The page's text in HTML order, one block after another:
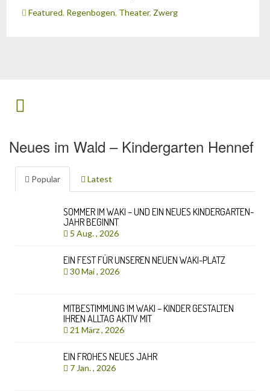
Featured, Regenbogen, Theater, Zwerg
Neues im Wald – Kindergarten Hennef
Popular Latest
SOMMER IM WAKI – UND EIN NEUES KINDERGARTEN-
JAHR BEGINNT
5 Aug. , 2026
EIN FEST FÜR UNSEREN NEUEN WAKI-PLATZ
30 Mai , 2026
MITBESTIMMUNG IM WAKI – KINDER GESTALTEN
IHREN ALLTAG AKTIV MIT
21 März , 2026
EIN FROHES NEUES JAHR
7 Jan. , 2026